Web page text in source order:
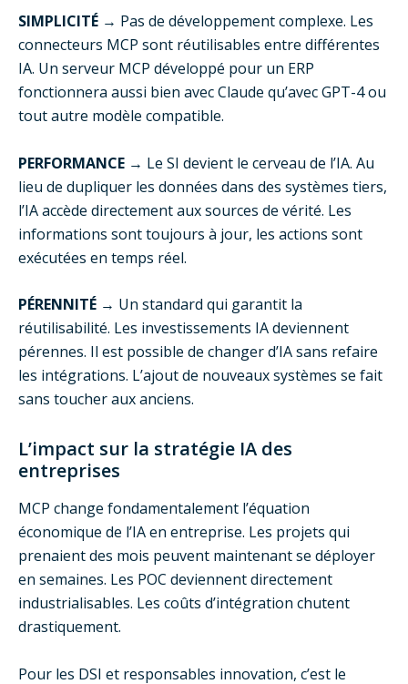
SIMPLICITÉ → Pas de développement complexe. Les
connecteurs MCP sont réutilisables entre différentes
IA. Un serveur MCP développé pour un ERP
fonctionnera aussi bien avec Claude qu’avec GPT-4 ou
tout autre modèle compatible.
PERFORMANCE → Le SI devient le cerveau de l’IA. Au
lieu de dupliquer les données dans des systèmes tiers,
l’IA accède directement aux sources de vérité. Les
informations sont toujours à jour, les actions sont
exécutées en temps réel.
PÉRENNITÉ → Un standard qui garantit la
réutilisabilité. Les investissements IA deviennent
pérennes. Il est possible de changer d’IA sans refaire
les intégrations. L’ajout de nouveaux systèmes se fait
sans toucher aux anciens.
L’impact sur la stratégie IA des
entreprises
MCP change fondamentalement l’équation
économique de l’IA en entreprise. Les projets qui
prenaient des mois peuvent maintenant se déployer
en semaines. Les POC deviennent directement
industrialisables. Les coûts d’intégration chutent
drastiquement.
Pour les DSI et responsables innovation, c’est le